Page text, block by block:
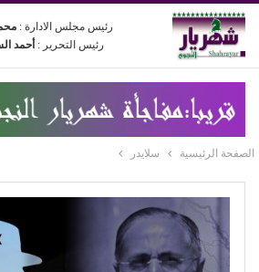
رئيس مجلس الادارة :
رئيس التحرير : أحمد
الصفحة الرئيسية سلايدر